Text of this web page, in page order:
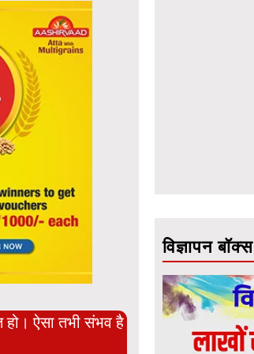
ऐसा तभी संभव है
विज्ञापन बॉक्स